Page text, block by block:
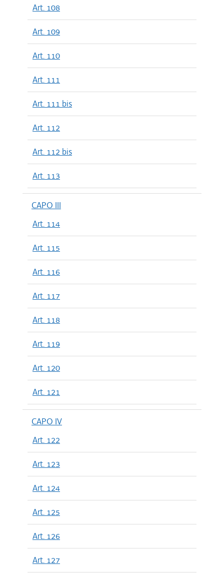
Art. 108
Art. 109
Art. 110
Art. 111
Art. 111 bis
Art. 112
Art. 112 bis
Art. 113
CAPO III
Art. 114
Art. 115
Art. 116
Art. 117
Art. 118
Art. 119
Art. 120
Art. 121
CAPO IV
Art. 122
Art. 123
Art. 124
Art. 125
Art. 126
Art. 127